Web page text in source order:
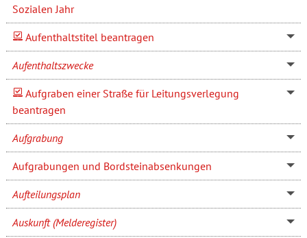
Sozialen Jahr
Aufenthaltstitel beantragen
Aufenthaltszwecke
Aufgraben einer Straße für Leitungsverlegung
beantragen
Aufgrabung
Aufgrabungen und Bordsteinabsenkungen
Aufteilungsplan
Auskunft (Melderegister)